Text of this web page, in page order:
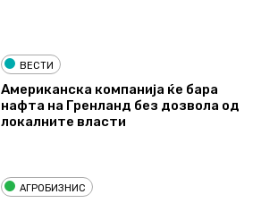
ВЕСТИ
Американска компанија ќе бара
нафта на Гренланд без дозвола од
локалните власти
АГРОБИЗНИС